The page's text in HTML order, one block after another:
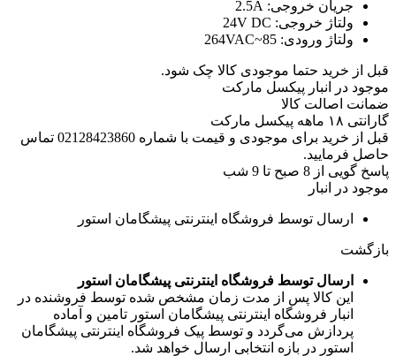
جریان خروجی: 2.5A
ولتاژ خروجی: 24V DC
ولتاژ ورودی: 85~264VAC
قبل از خرید حتما موجودی کالا چک شود.
موجود در انبار پیکسل مارکت
ضمانت اصالت کالا
گارانتی ۱۸ ماهه پیکسل مارکت
قبل از خرید برای موجودی و قیمت با شماره 02128423860 تماس
حاصل فرمایید.
پاسخ گویی از 8 صبح تا 9 شب
موجود در انبار
ارسال توسط فروشگاه اینترنتی پیشگامان استور
بازگشت
ارسال توسط فروشگاه اینترنتی پیشگامان استور
این کالا پس از مدت زمان مشخص شده توسط فروشنده در
انبار فروشگاه اینترنتی پیشگامان استور تامین و آماده
پردازش می‌گردد و توسط پیک فروشگاه اینترنتی پیشگامان
استور در بازه انتخابی ارسال خواهد شد.